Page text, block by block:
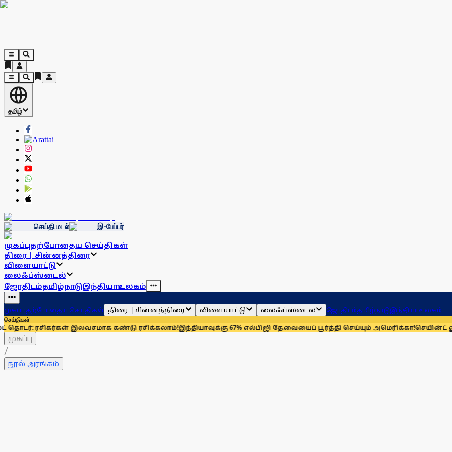
தமிழ்
செய்தி மடல் இ-பேப்பர்
முகப்புதற்போதைய செய்திகள்
திரை | சின்னத்திரை
விளையாட்டு
லைஃப்ஸ்டைல்
ஜோதிடம்தமிழ்நாடுஇந்தியாஉலகம்
முகப்புதற்போதைய செய்திகள் திரை | சின்னத்திரை விளையாட்டு லைஃப்ஸ்டைல் ஜோதிடம்தமிழ்நாடுஇந்தியாஉலகம்
செய்திகள்
இலவசமாக கண்டு ரசிக்கலாம்!இந்தியாவுக்கு 67% எல்பிஜி தேவையைப் பூர்த்தி செய்யும் அமெரிக்கா! செயின்ட் லூயிஸ்
முகப்பு
/
நூல் அரங்கம்